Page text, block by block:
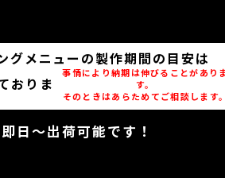
グメニューの製作期間の目安は
おりま
事情により納期は伸びることがあり
す。
そのときはあらためてご相談します。
日～出荷可能です！